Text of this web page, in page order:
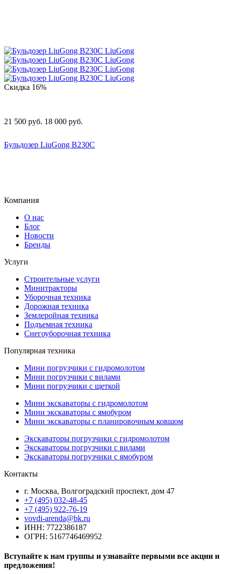
Скидка 16%
21 500 руб. 18 000 руб.
Бульдозер LiuGong B230C
Компания
О нас
Блог
Новости
Бренды
Услуги
Строительные услуги
Минитракторы
Уборочная техника
Дорожная техника
Землеройная техника
Подъемная техника
Снегоуборочная техника
Популярная техника
Мини погрузчики с гидромолотом
Мини погрузчики с вилами
Мини погрузчики с щеткой
Мини экскаваторы с гидромолотом
Мини экскаваторы с ямобуром
Мини экскаваторы с планировочным ковшом
Экскаваторы погрузчики с гидромолотом
Экскаваторы погрузчики с вилами
Экскаваторы погрузчики с ямобуром
Контакты
г. Москва, Волгоградский проспект, дом 47
+7 (495) 032-48-45
+7 (495) 922-76-19
vovdi-arenda@bk.ru
ИНН: 7722386187
ОГРН: 5167746469952
Вступайте к нам группы и узнавайте первыми все акции и
предложения!